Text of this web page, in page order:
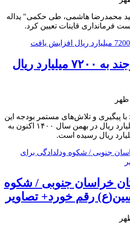
محمدرضا هاشمی، طی حکمی" یداله
فرمانداری قاینات تعیین کرد.
بودجه دانشگاه بیرجند به ۷۲۰۰ میلیارد ریال
پیگیری و تلاش‌های مستمر بودجه این
دانشگاه از ۲ هزار و ۴۸۰ میلیارد ریال در بهمن سال ۱۴۰۰ اکنون به
خراسان جنوبی / شکوه
رقم خورد+ تصاویر